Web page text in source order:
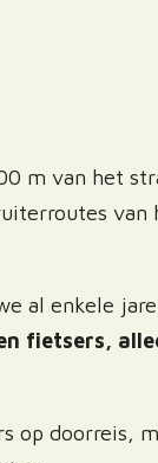
m van het
van
al enkele
fietsers,
op doorreis,